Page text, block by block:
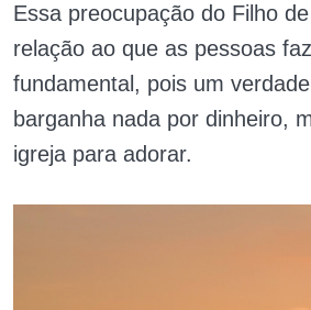
Essa preocupação do Filho
relação ao que as pessoas
fundamental, pois um
barganha nada por dinheiro,
igreja para adorar.